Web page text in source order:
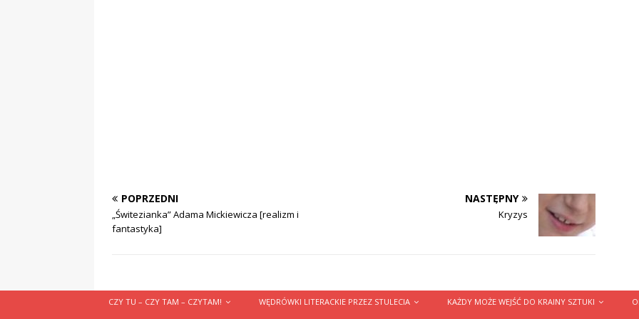
POPRZEDNI
„Świtezianka” Adama Mickiewicza [realizm i
fantastyka]
NASTĘPNY
Kryzys
CZY TU – CZY TAM – CZYTAM! WĘDRÓWKI LITERACKIE PRZEZ STULECIA KAŻDY MOŻE WEJŚĆ DO KRAINY SZTUKI